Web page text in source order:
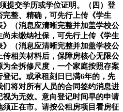
提交学历或学位证明。（四）登
整、精确，可先行上传《学生
（消息应清晰完整并加盖学校公
尚未缴纳社保，可先行上传《学生
（消息应清晰完整并加盖学校公
相关材料后，保障房核心无限公
全拆修尺度，一个家庭按照存案
记。或承租刻日已满6年的，先
将对所有人员的合同签约消息进
为无效。意向登记时间早的申请
须正在市。请按公租房项目看房征